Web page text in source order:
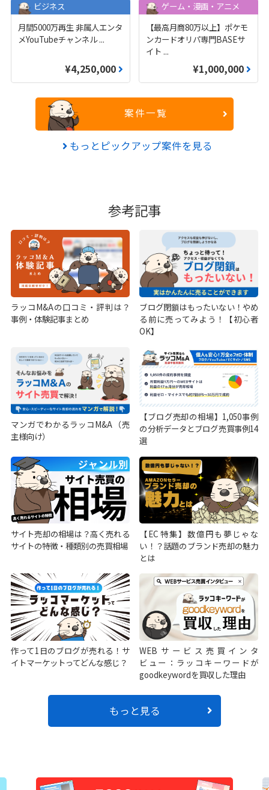
ビジネス
月間5000万再生 非属人エンタ
メYouTubeチャンネル...
¥4,250,000
ゲーム・漫画・アニメ
【最高月商80万以上】ポケモ
ンカードオリパ専門BASEサ
イト ...
¥1,000,000
案件一覧
もっとピックアップ案件を見る
参考記事
ラッコM&Aの口コミ・評判は？
事例・体験記事まとめ
ブログ閉鎖はもったいない！やめ
る前に売ってみよう！【初心者
OK】
マンガでわかるラッコM&A（売
主様向け）
【ブログ売却の相場】1,050事例
の分析データとブログ売買事例14
選
サイト売却の相場は？高く売れる
サイトの特徴・種類別の売買相場
【EC特集】数億円も夢じゃな
い！？話題のブランド売却の魅力
とは
作って1日のブログが売れる！サ
イトマーケットってどんな感じ？
WEBサービス売買インタ
ビュー：ラッコキーワードが
goodkeywordを買収した理由
もっと見る